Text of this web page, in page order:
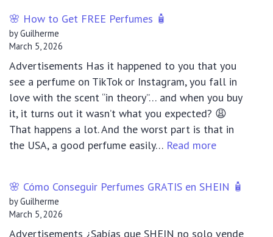
Perfumes
🧴
🌸 How to Get FREE Perfumes 🧴
by Guilherme
March 5, 2026
Advertisements Has it happened to you that you
see a perfume on TikTok or Instagram, you fall in
love with the scent “in theory”… and when you buy
it, it turns out it wasn’t what you expected? 😩
That happens a lot. And the worst part is that in
the USA, a good perfume easily… Read more:
to
🌸 Cómo Conseguir Perfumes GRATIS en SHEIN 🧴
by Guilherme
March 5, 2026
Advertisements ¿Sabías que SHEIN no solo vende